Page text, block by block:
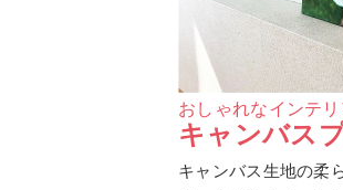
おしゃれなインテリ
キャンバス
キャンバス生地の柔